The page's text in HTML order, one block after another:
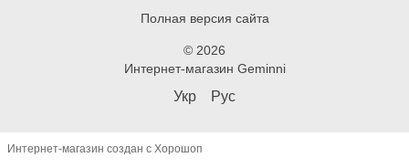
Полная версия сайта
© 2026
Интернет-магазин Geminni
Укр Рус
Интернет-магазин создан с Хорошоп